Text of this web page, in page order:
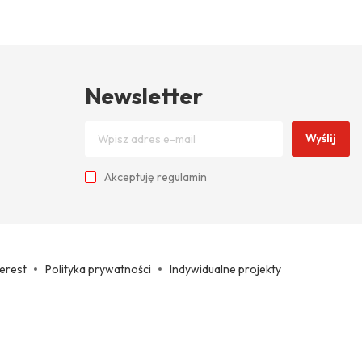
Newsletter
Wyślij
Akceptuję regulamin
Polityka prywatności Indywidualne projekty